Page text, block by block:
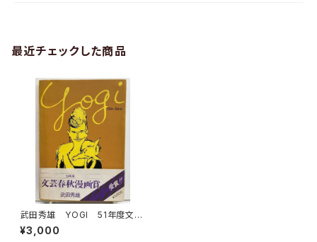
最近チェックした商品
武田秀雄 YOGI 51年度文藝
春秋漫画賞 1974年初版の19
76年２刷 私家版
¥3,000